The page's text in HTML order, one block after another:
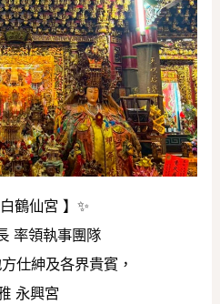
鶴仙宮 】✨
率領執事團隊
仕紳及各界貴賓，
永興宮